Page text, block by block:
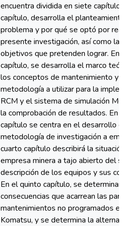
encuentra dividida en siete
capítulo, desarrolla el
problema y por qué se optó por
presente investigación, así como la
objetivos que pretenden lograr. En
capítulo, se desarrolla el marco
los conceptos de mantenimiento y
metodología a utilizar para la
RCM y el sistema de simulación
la comprobación de resultados. En
capítulo se centra en el desarrollo
metodología de investigación a
cuarto capítulo describirá la
empresa minera a tajo abierto del
descripción de los equipos y sus
En el quinto capítulo, se determinan
consecuencias que acarrean las
mantenimientos no programados
Komatsu, y se determina la